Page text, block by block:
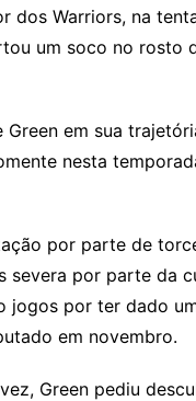
dos Warriors, na
um soco no rosto
Green em sua
nesta
por parte de
severa por parte da
jogos por ter dado
em novembro.
Green pediu